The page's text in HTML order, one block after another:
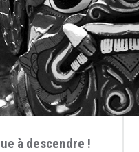
à descendre !